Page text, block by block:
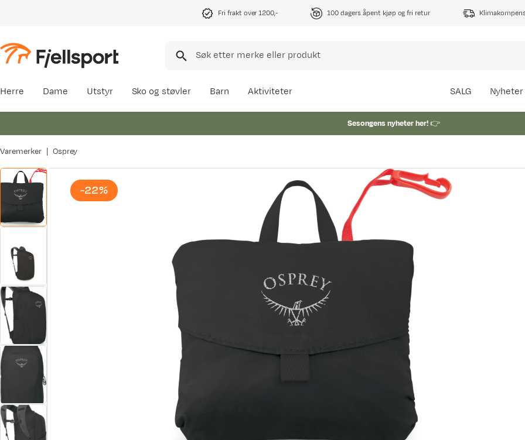
Fri frakt over 1200,- 100 dagers åpent kjøp og fri retur
Herre Dame Utstyr Sko og støvler Barn Aktiviteter SALG Nyheter
Sesongens nyheter her!👉
Varemerker Osprey
-22%